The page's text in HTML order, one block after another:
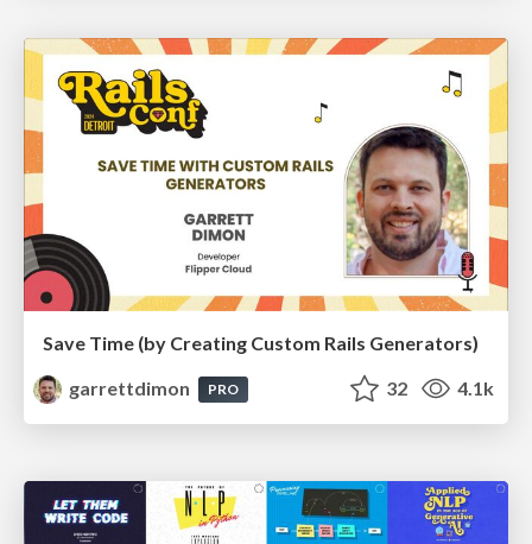
Save Time (by Creating Custom Rails Generators)
garrettdimon
PRO 32 4.1k